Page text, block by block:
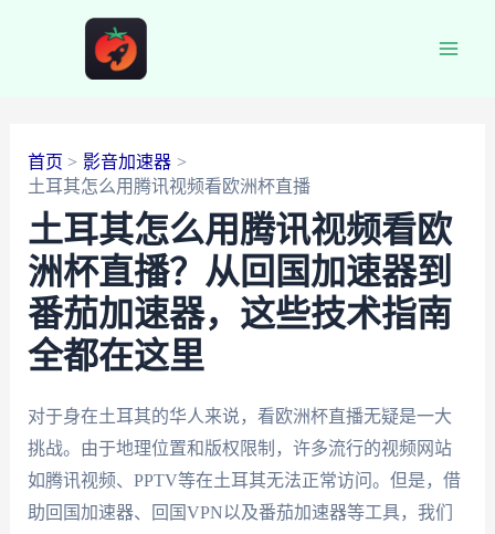
首页
影音加速器
土耳其怎么用腾讯视频看欧洲杯直播
土耳其怎么用腾讯视频看欧
洲杯直播？从回国加速器到
番茄加速器，这些技术指南
全都在这里
对于身在土耳其的华人来说，看欧洲杯直播无疑是一大
挑战。由于地理位置和版权限制，许多流行的视频网站
如腾讯视频、PPTV等在土耳其无法正常访问。但是，借
助回国加速器、回国VPN以及番茄加速器等工具，我们